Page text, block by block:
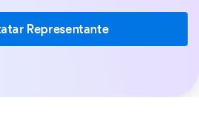
Representante